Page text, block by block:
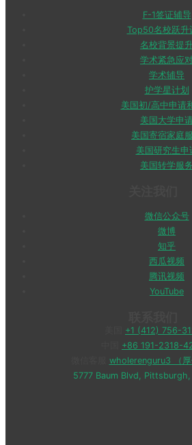
F-1签证辅导
Top50名校跃升
名校背景提
学术紧急应
学术辅导
护学星计划
美国初/高中申请
美国大学申
美国寄宿家庭
美国研究生申
美国转学服务
微信公众号
微博
知乎
西瓜视频
腾讯视频
YouTube
+1 (412) 756-
+86 191-2318-
wholerenguru3 （厚
5777 Baum Blvd,